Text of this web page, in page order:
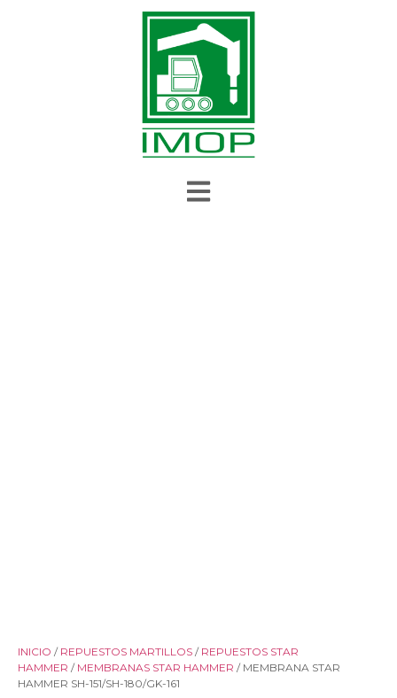
INICIO / REPUESTOS MARTILLOS / REPUESTOS STAR
HAMMER / MEMBRANAS STAR HAMMER / MEMBRANA STAR
HAMMER SH-151/SH-180/GK-161